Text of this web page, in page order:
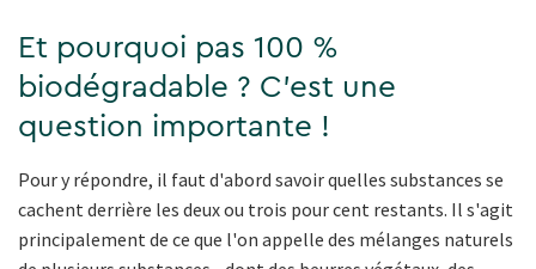
Et pourquoi pas 100 %
biodégradable ? C'est une
question importante !
Pour y répondre, il faut d'abord savoir quelles substances se
cachent derrière les deux ou trois pour cent restants. Il s'agit
principalement de ce que l'on appelle des mélanges naturels